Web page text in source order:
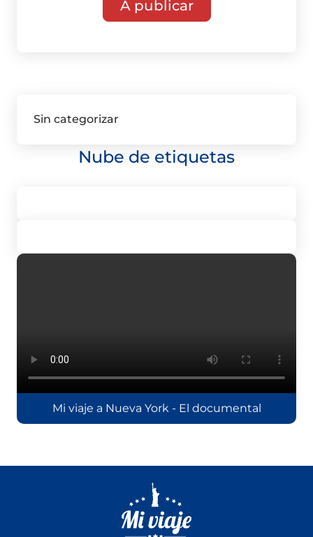
Sin categorizar
Nube de etiquetas
Mi viaje a Nueva York - El documental